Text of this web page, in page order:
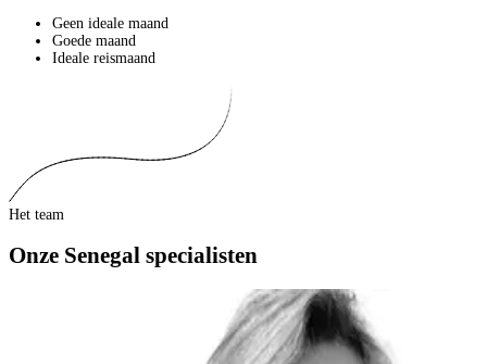
Geen ideale maand
Goede maand
Ideale reismaand
Het team
Onze Senegal specialisten